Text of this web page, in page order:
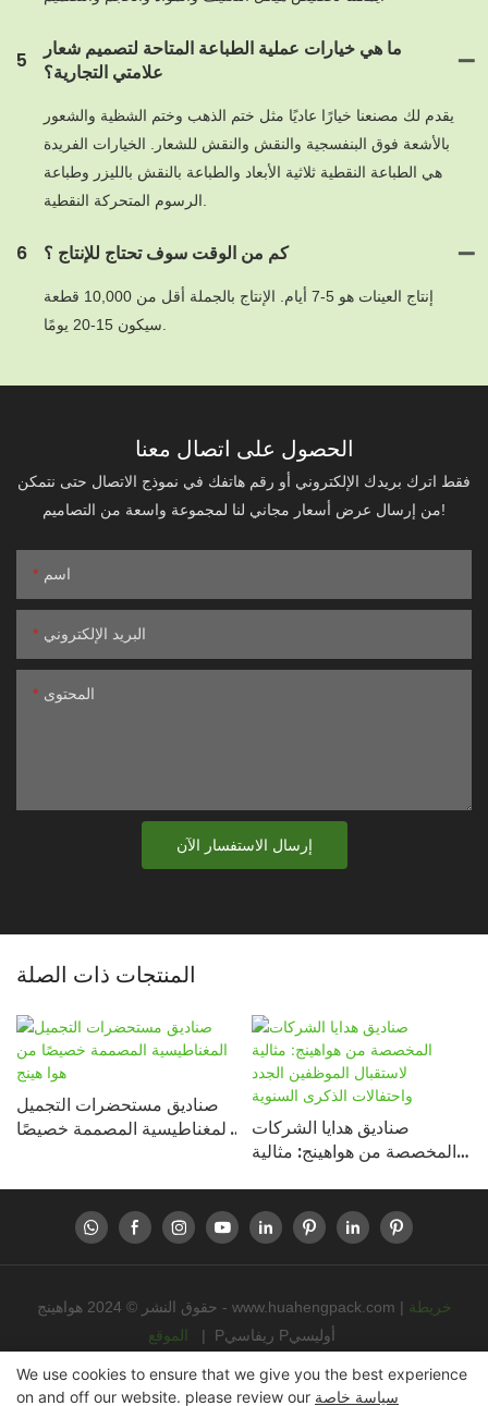
5
ما هي خيارات عملية الطباعة المتاحة لتصميم شعار
علامتي التجارية؟
يقدم لك مصنعنا خيارًا عاديًا مثل ختم الذهب وختم الشظية والشعور
بالأشعة فوق البنفسجية والنقش والنقش للشعار. الخيارات الفريدة
هي الطباعة النقطية ثلاثية الأبعاد والطباعة بالنقش بالليزر وطباعة
6 كم من الوقت سوف تحتاج للإنتاج ؟
إنتاج العينات هو 5-7 أيام. الإنتاج بالجملة أقل من 10,000 قطعة
الحصول على اتصال معنا
فقط اترك بريدك الإلكتروني أو رقم هاتفك في نموذج الاتصال حتى نتمكن
من إرسال عرض أسعار مجاني لنا لمجموعة واسعة من التصاميم!
اسم
البريد الإلكتروني
المحتوى
إرسال الاستفسار الآن
المنتجات ذات الصلة
صناديق مستحضرات التجميل
المغناطيسية المصممة خصيصًا
صناديق هدايا الشركات
المخصصة من هواهينج: مثالية
حقوق النشر © 2024 هواهينج - www.huahengpack.com | خريطة
|
We use cookies to ensure that we give you the best experience
on and off our website. please review our سياسة خاصة